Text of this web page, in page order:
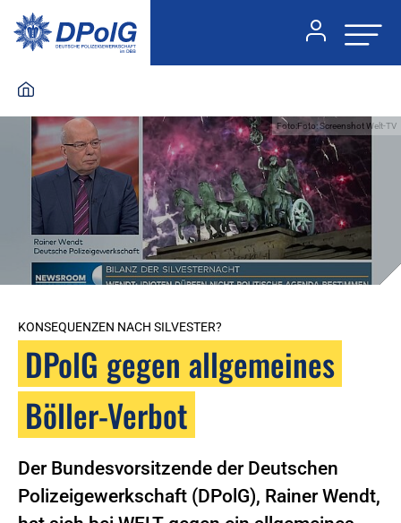
Foto:Foto: Screenshot Welt-TV
KONSEQUENZEN NACH SILVESTER?
DPolG gegen allgemeines
Böller-Verbot
Der Bundesvorsitzende der Deutschen
Polizeigewerkschaft (DPolG), Rainer Wendt,